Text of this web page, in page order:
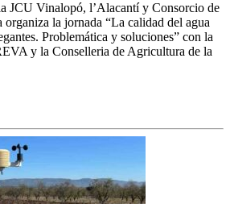
JCU Vinalopó, l’Alacantí y Consorcio de
la jornada “La calidad del agua
Problemática y soluciones” con la
y la Conselleria de Agricultura de la